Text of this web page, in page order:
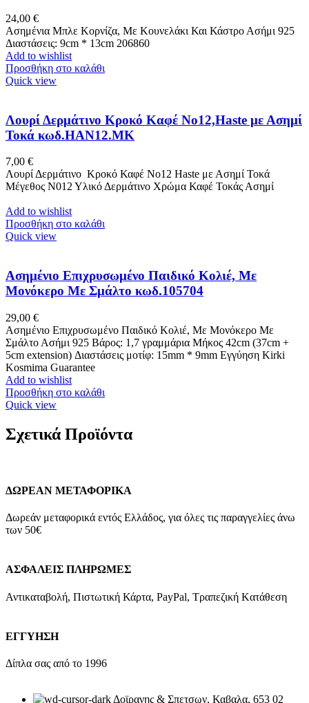
24,00 €
Ασημένια Μπλε Κορνίζα, Με Κουνελάκι Και Κάστρο Ασήμι 925
Διαστάσεις: 9cm * 13cm 206860
Add to wishlist
Προσθήκη στο καλάθι
Quick view
Λουρί Δερμάτινο Κροκό Καφέ Nο12,Haste με Ασημί
Τοκά κωδ.ΗΑΝ12.ΜΚ
7,00 €
Λουρί Δερμάτινο Κροκό Καφέ No12 Haste με Ασημί Τοκά
Μέγεθος Ν012 Υλικό Δερμάτινο Χρώμα Καφέ Τοκάς Ασημί
Add to wishlist
Προσθήκη στο καλάθι
Quick view
Ασημένιο Επιχρυσωμένο Παιδικό Κολιέ, Με
Μονόκερο Με Σμάλτο κωδ.105704
29,00 €
Ασημένιο Επιχρυσωμένο Παιδικό Κολιέ, Με Μονόκερο Με
Σμάλτο Ασήμι 925 Βάρος: 1,7 γραμμάρια Μήκος 42cm (37cm +
5cm extension) Διαστάσεις μοτίφ: 15mm * 9mm Εγγύηση Kirki
Kosmima Guarantee
Add to wishlist
Προσθήκη στο καλάθι
Quick view
Σχετικά Προϊόντα
ΔΩΡΕΑΝ ΜΕΤΑΦΟΡΙΚΑ
Δωρεάν μεταφορικά εντός Ελλάδος, για όλες τις παραγγελίες άνω
των 50€
ΑΣΦΑΛΕΙΣ ΠΛΗΡΩΜΕΣ
Αντικαταβολή, Πιστωτική Κάρτα, PayPal, Τραπεζική Kατάθεση
ΕΓΓΥΗΣΗ
Δίπλα σας από το 1996
Δοϊρανης & Σπετσων, Καβαλα, 653 02